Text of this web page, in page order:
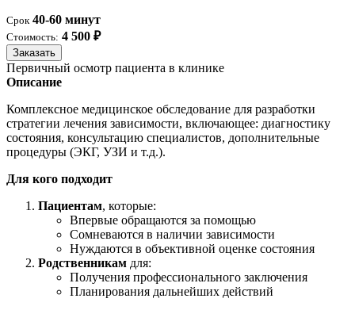
Срок 40-60 минут
Стоимость: 4 500 ₽
Заказать
Первичный осмотр пациента в клинике
Описание
Комплексное медицинское обследование для разработки
стратегии лечения зависимости, включающее: диагностику
состояния, консультацию специалистов, дополнительные
процедуры (ЭКГ, УЗИ и т.д.).
Для кого подходит
Пациентам, которые:
Впервые обращаются за помощью
Сомневаются в наличии зависимости
Нуждаются в объективной оценке состояния
Родственникам для:
Получения профессионального заключения
Планирования дальнейших действий